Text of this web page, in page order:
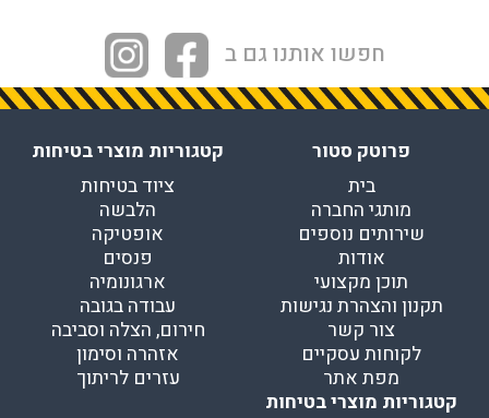
חפשו אותנו גם ב
פרוטק סטור
בית
מותגי החברה
שירותים נוספים
אודות
תוכן מקצועי
תקנון והצהרת נגישות
צור קשר
לקוחות עסקיים
מפת אתר
קטגוריות מוצרי בטיחות
ציוד בטיחות
הלבשה
אופטיקה
פנסים
ארגונומיה
עבודה בגובה
חירום, הצלה וסביבה
אזהרה וסימון
עזרים לריתוך
קטגוריות מוצרי בטיחות